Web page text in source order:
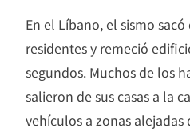
En el Líbano, el sismo sacó
residentes y remeció
segundos. Muchos de los
salieron de sus casas a la
vehículos a zonas